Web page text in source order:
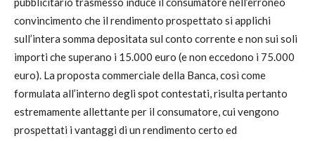
convincimento che il rendimento prospettato si applichi
sull’intera somma depositata sul conto corrente e non sui soli
importi che superano i 15.000 euro (e non eccedono i 75.000
euro). La proposta commerciale della Banca, così come
formulata all’interno degli spot contestati, risulta pertanto
estremamente allettante per il consumatore, cui vengono
prospettati i vantaggi di un rendimento certo ed